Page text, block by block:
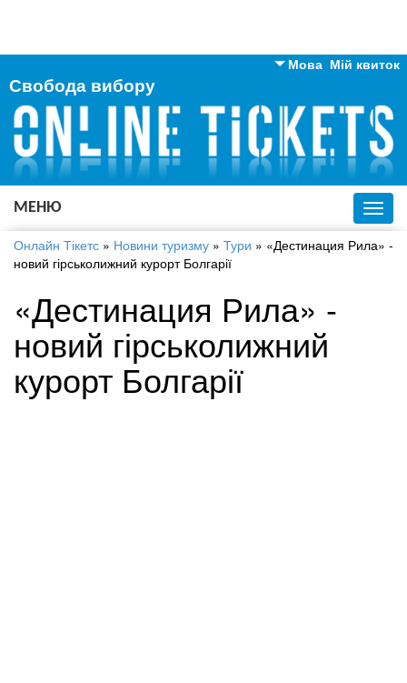
Мій квиток
Мова
Англійська
Російська
Українська
Свобода вибору
МЕНЮ
Онлайн Тікетс » Новини туризму » Тури » «Дестинация Рила» -
новий гірськолижний курорт Болгарії
«Дестинация Рила» -
новий гірськолижний
курорт Болгарії